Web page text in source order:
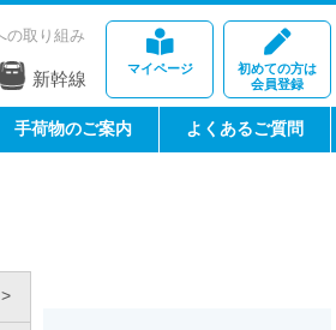
マイページ
初めての方は
会員登録
の取り組み
新幹線
手荷物のご案内 よくあるご質問